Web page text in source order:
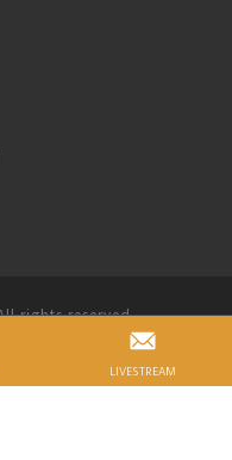
rights reserved
Customizr theme
LIVESTREAM